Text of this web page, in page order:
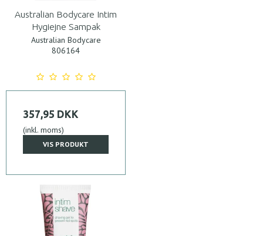
Australian Bodycare Intim
Hygiejne Sampak
Australian Bodycare
806164
357,95 DKK
(inkl. moms)
VIS PRODUKT